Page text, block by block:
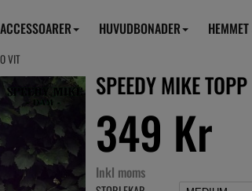
ACCESSOARER HUVUDBONADER
VIT
SPEEDY MIKE
349 Kr
Inkl moms